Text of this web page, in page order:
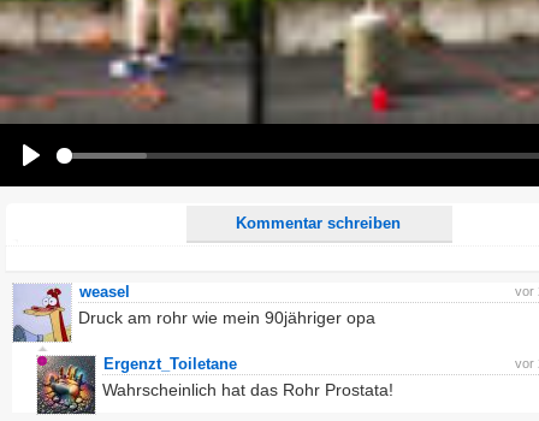
Kommentar schreiben
Alle HTML-Tags außer <br>, <strike> und <i> werden aus Deinem Kommentar entfernt.
URLs werden automatisch umgewandelt. Bitte verwende "www." oder "http://" in URLs
Ich möchte eine E-Mail, wenn auf dieser Seite weitere Kommentare erscheinen.
vor
weasel
Druck am rohr wie mein 90jähriger opa
vor
Ergenzt_Toiletane
Wahrscheinlich hat das Rohr Prostata!